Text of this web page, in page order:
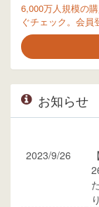
6,000万人規模の
ぐチェック。会員
お知らせ
2023/9/26